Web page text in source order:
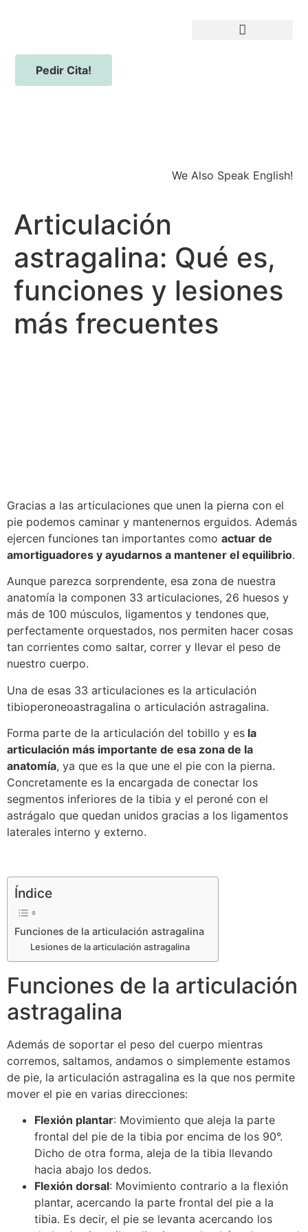
Pedir Cita!
We Also Speak English!
Articulación
astragalina: Qué es,
funciones y lesiones
más frecuentes
Gracias a las articulaciones que unen la pierna con el
pie podemos caminar y mantenernos erguidos. Además
ejercen funciones tan importantes como actuar de
amortiguadores y ayudarnos a mantener el equilibrio.
Aunque parezca sorprendente, esa zona de nuestra
anatomía la componen 33 articulaciones, 26 huesos y
más de 100 músculos, ligamentos y tendones que,
perfectamente orquestados, nos permiten hacer cosas
tan corrientes como saltar, correr y llevar el peso de
nuestro cuerpo.
Una de esas 33 articulaciones es la articulación
tibioperoneoastragalina o articulación astragalina.
Forma parte de la articulación del tobillo y es la
articulación más importante de esa zona de la
anatomía, ya que es la que une el pie con la pierna.
Concretamente es la encargada de conectar los
segmentos inferiores de la tibia y el peroné con el
astrágalo que quedan unidos gracias a los ligamentos
laterales interno y externo.
Índice
Funciones de la articulación astragalina
Lesiones de la articulación astragalina
Funciones de la articulación
astragalina
Además de soportar el peso del cuerpo mientras
corremos, saltamos, andamos o simplemente estamos
de pie, la articulación astragalina es la que nos permite
mover el pie en varias direcciones:
Flexión plantar: Movimiento que aleja la parte
frontal del pie de la tibia por encima de los 90°.
Dicho de otra forma, aleja de la tibia llevando
hacia abajo los dedos.
Flexión dorsal: Movimiento contrario a la flexión
plantar, acercando la parte frontal del pie a la
tibia. Es decir, el pie se levanta acercando los